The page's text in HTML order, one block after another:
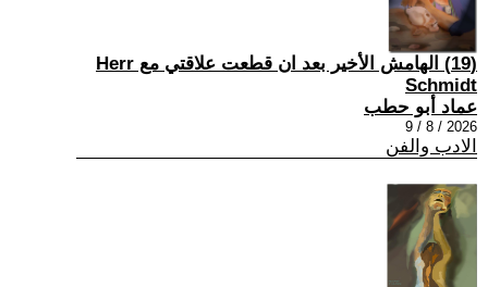
(19) الهامش الأخير بعد ان قطعت علاقتي مع Herr
Schmidt
عماد أبو حطب
2026 / 8 / 9
الادب والفن